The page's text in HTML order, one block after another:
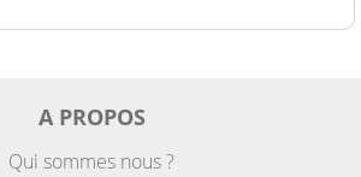
A PROPOS
Qui sommes nous ?